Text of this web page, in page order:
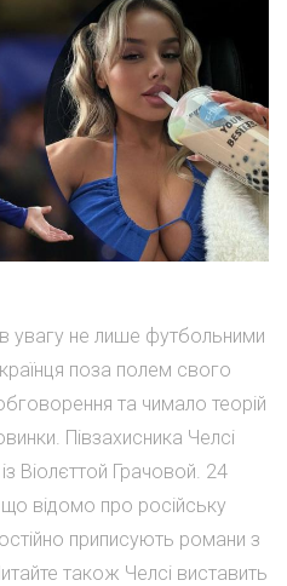
увагу не лише футбольними
поза полем свого
та чимало теорій
Півзахисника Челсі
Віолєттой Грачовой. 24
відомо про російську
приписують романи з
також Челсі виставить